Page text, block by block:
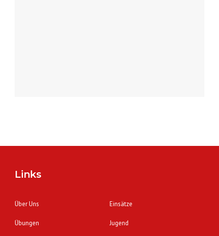
Links
Über Uns Einsätze
Übungen Jugend